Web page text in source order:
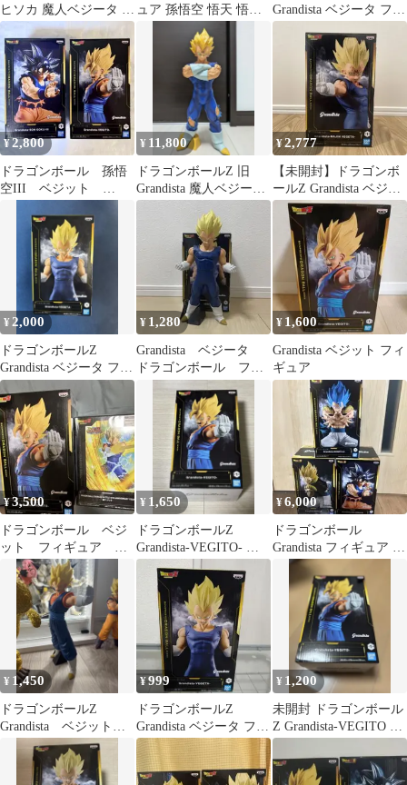
ヒソカ 魔人ベジータ 他
ジャンプ フィギュア
ュア 孫悟空 悟天 悟飯
魔神ベジータ フリー
Grandista ベジータ フィ
ギュア
¥ 2,800
ドラゴンボール 孫悟
空III ベジット
¥ 11,800
ドラゴンボールZ 旧
Grandista 魔人ベジータ
フィギュア
¥2,777
【未開封】ドラゴンボ
ールZ Grandista ベジー
タ フィギュア
¥2,000
ドラゴンボールZ
Grandista ベジータ フィ
ギュア
¥ 1,280
Grandista ベジータ
ドラゴンボール フィ
¥ 1,600
Grandista ベジット フィ
ギュア
¥3,500
ドラゴンボール ベジ
ット フィギュア 未
開封 2セット
¥ 1,650
ドラゴンボールZ
Grandista-VEGITO- フ
ィギュア
¥6,000
ドラゴンボール
Grandista フィギュア 3
種セット
¥ 1,450
ドラゴンボールZ
Grandista ベジット
フィギュア
¥999
ドラゴンボールZ
Grandista ベジータ フィ
ギュア
¥ 1,200
未開封 ドラゴンボール
Z Grandista-VEGITO フ
ィギュア